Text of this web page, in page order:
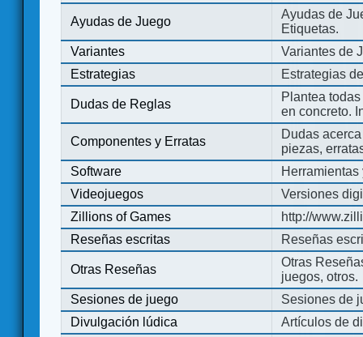
Ayudas de Juego
Ayudas de
Etiquetas.
Variantes
Variantes de
Estrategias
Estrategias
Dudas de Reglas
Plantea
en concreto.
Componentes y Erratas
Dudas
piezas,
Software
Videojuegos
Versiones
Zillions of Games
http://
Reseñas escritas
Reseñas
Otras Reseñas
Otras
juegos, otros.
Sesiones de juego
Sesiones de
Divulgación lúdica
Artículos de